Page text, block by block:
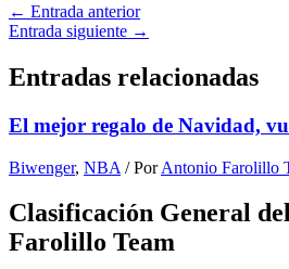
← Entrada anterior
Entrada siguiente →
Entradas relacionadas
El mejor regalo de Navidad,
Biwenger, NBA / PorAntonio Farolillo
Clasificación General
Farolillo Team